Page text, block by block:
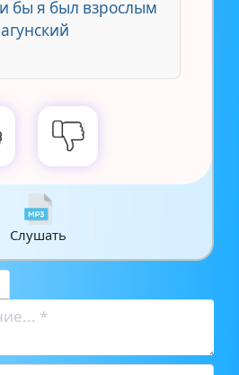
бы я был взрослым
Слушать